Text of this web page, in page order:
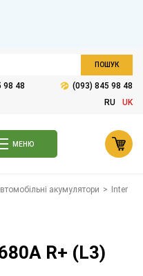
ПОШУК
98 48 (093) 845 98 48
RU UK
МЕНЮ
акумулятори >
Inter
R+ (L3)